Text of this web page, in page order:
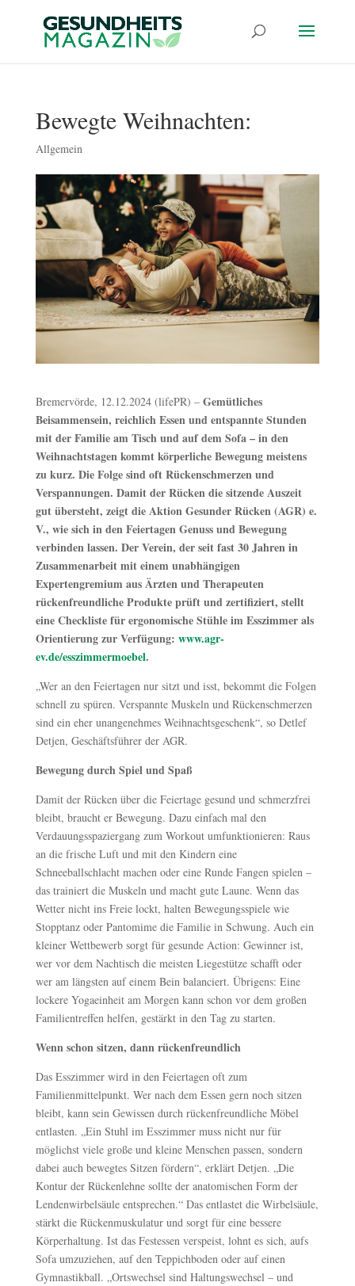
Bewegte Weihnachten:
Allgemein
Bremervörde, 12.12.2024 (lifePR) – Gemütliches
Beisammensein, reichlich Essen und entspannte Stunden
mit der Familie am Tisch und auf dem Sofa – in den
Weihnachtstagen kommt körperliche Bewegung meistens
zu kurz. Die Folge sind oft Rückenschmerzen und
Verspannungen. Damit der Rücken die sitzende Auszeit
gut übersteht, zeigt die Aktion Gesunder Rücken (AGR) e.
V., wie sich in den Feiertagen Genuss und Bewegung
verbinden lassen. Der Verein, der seit fast 30 Jahren in
Zusammenarbeit mit einem unabhängigen
Expertengremium aus Ärzten und Therapeuten
rückenfreundliche Produkte prüft und zertifiziert, stellt
eine Checkliste für ergonomische Stühle im Esszimmer als
Orientierung zur Verfügung: www.agr-
ev.de/esszimmermoebel.
„Wer an den Feiertagen nur sitzt und isst, bekommt die Folgen
schnell zu spüren. Verspannte Muskeln und Rückenschmerzen
sind ein eher unangenehmes Weihnachtsgeschenk“, so Detlef
Detjen, Geschäftsführer der AGR.
Bewegung durch Spiel und Spaß
Damit der Rücken über die Feiertage gesund und schmerzfrei
bleibt, braucht er Bewegung. Dazu einfach mal den
Verdauungsspaziergang zum Workout umfunktionieren: Raus
an die frische Luft und mit den Kindern eine
Schneeballschlacht machen oder eine Runde Fangen spielen –
das trainiert die Muskeln und macht gute Laune. Wenn das
Wetter nicht ins Freie lockt, halten Bewegungsspiele wie
Stopptanz oder Pantomime die Familie in Schwung. Auch ein
kleiner Wettbewerb sorgt für gesunde Action: Gewinner ist,
wer vor dem Nachtisch die meisten Liegestütze schafft oder
wer am längsten auf einem Bein balanciert. Übrigens: Eine
lockere Yogaeinheit am Morgen kann schon vor dem großen
Familientreffen helfen, gestärkt in den Tag zu starten.
Wenn schon sitzen, dann rückenfreundlich
Das Esszimmer wird in den Feiertagen oft zum
Familienmittelpunkt. Wer nach dem Essen gern noch sitzen
bleibt, kann sein Gewissen durch rückenfreundliche Möbel
entlasten. „Ein Stuhl im Esszimmer muss nicht nur für
möglichst viele große und kleine Menschen passen, sondern
dabei auch bewegtes Sitzen fördern“, erklärt Detjen. „Die
Kontur der Rückenlehne sollte der anatomischen Form der
Lendenwirbelsäule entsprechen.“ Das entlastet die Wirbelsäule,
stärkt die Rückenmuskulatur und sorgt für eine bessere
Körperhaltung. Ist das Festessen verspeist, lohnt es sich, aufs
Sofa umzuziehen, auf den Teppichboden oder auf einen
Gymnastikball. „Ortswechsel sind Haltungswechsel – und